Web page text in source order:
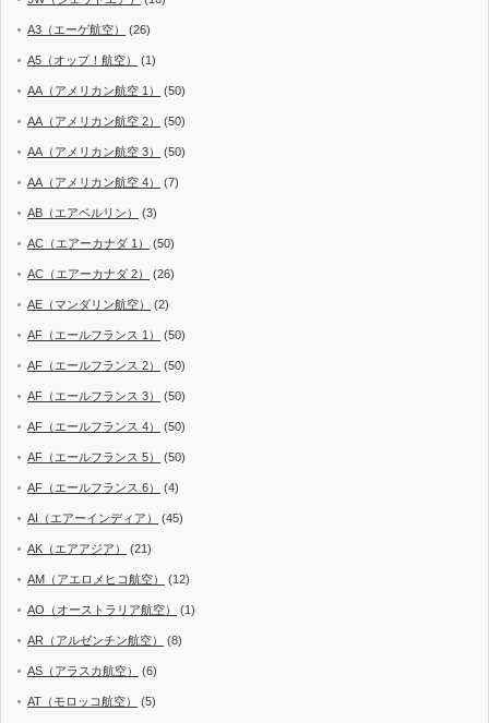
A3（エーゲ航空） (26)
A5（オップ！航空） (1)
AA（アメリカン航空 1） (50)
AA（アメリカン航空 2） (50)
AA（アメリカン航空 3） (50)
AA（アメリカン航空 4） (7)
AB（エアベルリン） (3)
AC（エアーカナダ 1） (50)
AC（エアーカナダ 2） (26)
AE（マンダリン航空） (2)
AF（エールフランス 1） (50)
AF（エールフランス 2） (50)
AF（エールフランス 3） (50)
AF（エールフランス 4） (50)
AF（エールフランス 5） (50)
AF（エールフランス 6） (4)
AI（エアーインディア） (45)
AK（エアアジア） (21)
AM（アエロメヒコ航空） (12)
AO（オーストラリア航空） (1)
AR（アルゼンチン航空） (8)
AS（アラスカ航空） (6)
AT（モロッコ航空） (5)